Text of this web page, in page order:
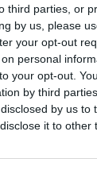
third parties, or
by us, please
your opt-out
personal
your opt-out.
by third
by us to
it to other
το
και
του